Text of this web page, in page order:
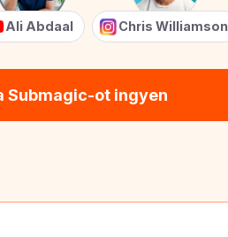
Ali Abdaal Chris Williamson
Submagic-ot ingyen